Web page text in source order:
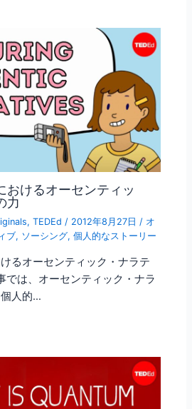
おけるオーセンティッ
力
,TEDEd / 2012年8月27日 / オ
ブ, ソーシング,個人的なストーリー
るオーセンティック・ナラテ
では、オーセンティック・ナラ
人的…